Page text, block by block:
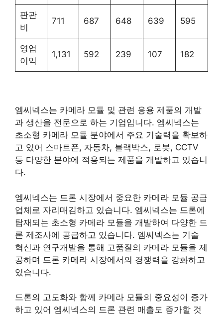
판관
비
711 687 648 639 595
영업
이익
1,131 592 239 107 182
엠씨넥스는 카메라 모듈 및 관련 응용 제품의 개발
과 생산을 전문으로 하는 기업입니다. 엠씨넥스는
초소형 카메라 모듈 분야에서 주요 기술력을 확보하
고 있어 스마트폰, 자동차, 블랙박스, 로봇, CCTV
등 다양한 분야에 적용되는 제품을 개발하고 있습니
다​​.
엠씨넥스는 드론 시장에서 중요한 카메라 모듈 공급
업체로 자리매김하고 있습니다. 엠씨넥스는 드론에
탑재되는 초소형 카메라 모듈을 개발하여 다양한 드
론 제조사에 공급하고 있습니다. 엠씨넥스는 기술
혁신과 연구개발을 통해 고품질의 카메라 모듈을 제
공하며 드론 카메라 시장에서의 경쟁력을 강화하고
있습니다.
드론의 고도화와 함께 카메라 모듈의 중요성이 증가
하고 있어 엠씨넥스의 드론 관련 매출도 증가할 것